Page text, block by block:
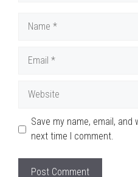
Save my name, email,
next time I comment.